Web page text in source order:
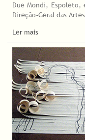
Due Mondi,
Direção-Geral das
Ler mais